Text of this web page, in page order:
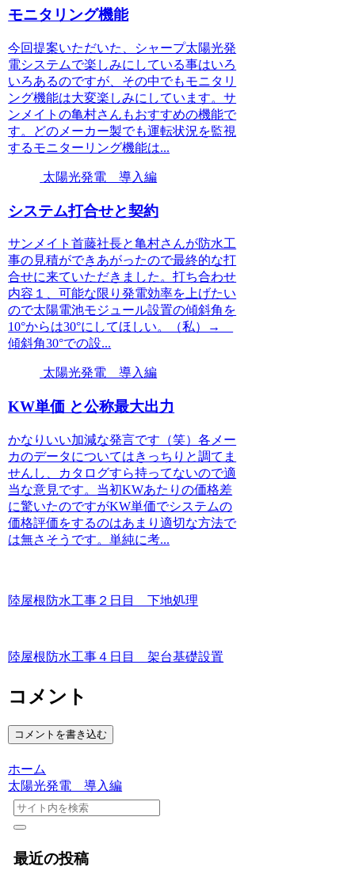
モニタリング機能
今回提案いただいた、シャープ太陽光発
電システムで楽しみにしている事はいろ
いろあるのですが、その中でもモニタリ
ング機能は大変楽しみにしています。サ
ンメイトの亀村さんもおすすめの機能で
す。どのメーカー製でも運転状況を監視
するモニターリング機能は...
太陽光発電 導入編
システム打合せと契約
サンメイト首藤社長と亀村さんが防水工
事の見積ができあがったので最終的な打
合せに来ていただきました。打ち合わせ
内容１、可能な限り発電効率を上げたい
ので太陽電池モジュール設置の傾斜角を
10°からは30°にしてほしい。（私）→
傾斜角30°での設...
太陽光発電 導入編
KW単価 と公称最大出力
かなりいい加減な発言です（笑）各メー
カのデータについてはきっちりと調てま
せんし、カタログすら持ってないので適
当な意見です。当初KWあたりの価格差
に驚いたのですがKW単価でシステムの
価格評価をするのはあまり適切な方法で
は無さそうです。単純に考...
陸屋根防水工事２日目 下地処理
陸屋根防水工事４日目 架台基礎設置
コメント
コメントを書き込む
ホーム
太陽光発電 導入編
最近の投稿